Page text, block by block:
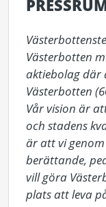
Västerbotten
aktiebolag där
Västerbotten
Vår vision är
och stadens
är att vi
berättande,
vill göra
plats att leva